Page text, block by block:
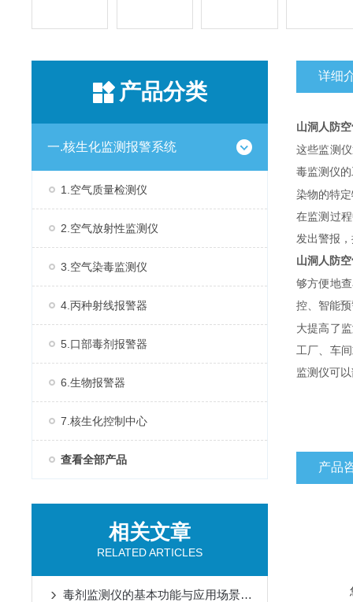
产品分类
一.核生化监测报警系统
1.空气质量检测仪
2.空气放射性监测仪
3.空气染毒监测仪
4.丙种射线报警器
5.口部毒剂报警器
6.生物报警器
7.核生化控制中心
查看全部产品
相关文章
RELATED ARTICLES
毒剂监测仪的基本功能与应用场景说明
详细
山洞人防
这些监测
毒监测仪
染物的特
在监测过
发出警报
山洞人防
够方便地
控、智能
大提高了
工厂、车
监测仪可
产品